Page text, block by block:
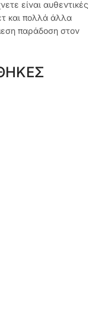
είναι αυθεντικές
και πολλά άλλα
παράδοση στον